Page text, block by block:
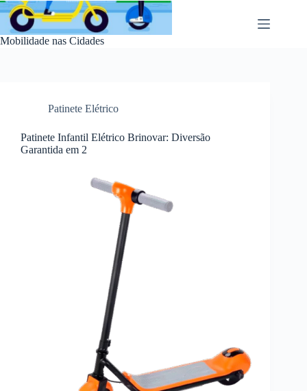
Pular
para
conteúdo
Mobilidade nas Cidades
Patinete Elétrico
Patinete Infantil Elétrico Brinovar: Diversão
Garantida em 2